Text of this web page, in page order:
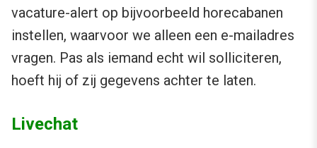
vacature-alert op bijvoorbeeld horecabanen
instellen, waarvoor we alleen een e-mailadres
vragen. Pas als iemand echt wil solliciteren,
hoeft hij of zij gegevens achter te laten.
Livechat